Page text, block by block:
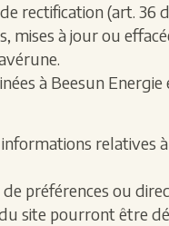
rectification (art.
à jour ou
à Beesun
relatives
préférences ou
site pourront être